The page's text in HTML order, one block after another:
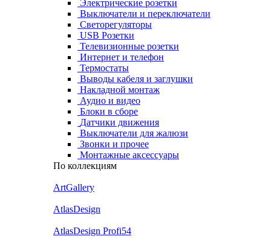
Электрические розетки
Выключатели и переключатели
Светорегуляторы
USB Розетки
Телевизионные розетки
Интернет и телефон
Термостаты
Выводы кабеля и заглушки
Накладной монтаж
Аудио и видео
Блоки в сборе
Датчики движения
Выключатели для жалюзи
Звонки и прочее
Монтажные аксессуары
По коллекциям
ArtGallery
AtlasDesign
AtlasDesign Profi54